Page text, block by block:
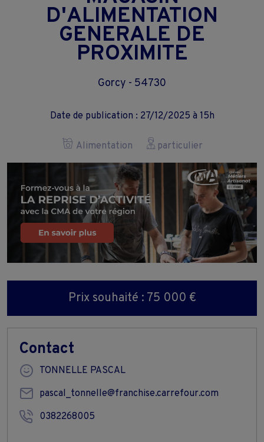
D'ALIMENTATION
GENERALE DE
PROXIMITE
Gorcy - 54730
Date de publication : 27/12/2025 à 15h
Alimentation particulier
Prix souhaité : 75 000 €
Contact
TONNELLE PASCAL
pascal_tonnelle@franchise.carrefour.com
0382268005